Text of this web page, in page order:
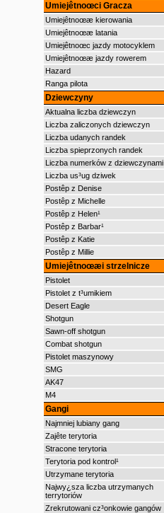
Umiejêtnoœci Gracza
Umiejêtnoœæ kierowania
Umiejêtnoœæ latania
Umiejêtnoœc jazdy motocyklem
Umiejêtnoœæ jazdy rowerem
Hazard
Ranga pilota
Dziewczyny
Aktualna liczba dziewczyn
Liczba zaliczonych dziewczyn
Liczba udanych randek
Liczba spieprzonych randek
Liczba numerków z dziewczynami
Liczba us³ug dziwek
Postêp z Denise
Postêp z Michelle
Postêp z Helen¹
Postêp z Barbar¹
Postêp z Katie
Postêp z Millie
Umiejêtnoœæi strzelnicze
Pistolet
Pistolet z t³umikiem
Desert Eagle
Shotgun
Sawn-off shotgun
Combat shotgun
Pistolet maszynowy
SMG
AK47
M4
Gangi
Najmniej lubiany gang
Zajête terytoria
Stracone terytoria
Terytoria pod kontrol¹
Utrzymane terytoria
Najwy¿sza liczba utrzymanych
terrytoriów
Zrekrutowani cz³onkowie gangów